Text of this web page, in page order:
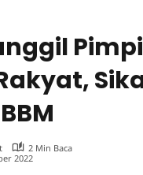
2 Min Baca
2022